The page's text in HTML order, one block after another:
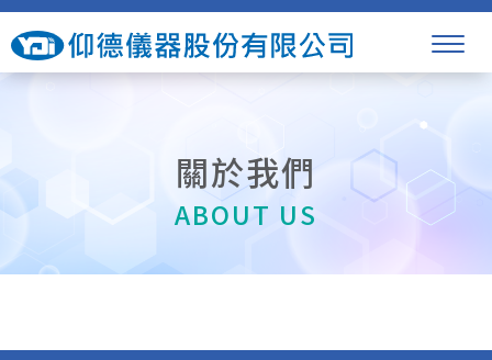
關於我們
ABOUT US